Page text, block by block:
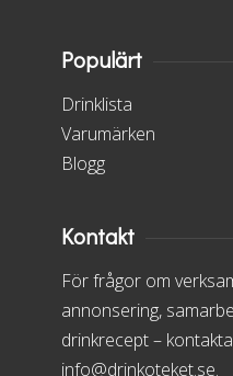
Populärt
Drinklista
Varumärken
Blogg
Kontakt
För frågor om
annonsering,
drinkrecept –
info@drinkoteket.se.